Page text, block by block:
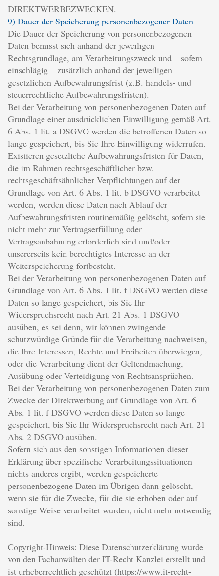
DIREKTWERBEZWECKEN.
9) Dauer der Speicherung personenbezogener Daten
Die Dauer der Speicherung von personenbezogenen
Daten bemisst sich anhand der jeweiligen
Rechtsgrundlage, am Verarbeitungszweck und – sofern
einschlägig – zusätzlich anhand der jeweiligen
gesetzlichen Aufbewahrungsfrist (z.B. handels- und
steuerrechtliche Aufbewahrungsfristen).
Bei der Verarbeitung von personenbezogenen Daten auf
Grundlage einer ausdrücklichen Einwilligung gemäß Art.
6 Abs. 1 lit. a DSGVO werden die betroffenen Daten so
lange gespeichert, bis Sie Ihre Einwilligung widerrufen.
Existieren gesetzliche Aufbewahrungsfristen für Daten,
die im Rahmen rechtsgeschäftlicher bzw.
rechtsgeschäftsähnlicher Verpflichtungen auf der
Grundlage von Art. 6 Abs. 1 lit. b DSGVO verarbeitet
werden, werden diese Daten nach Ablauf der
Aufbewahrungsfristen routinemäßig gelöscht, sofern sie
nicht mehr zur Vertragserfüllung oder
Vertragsanbahnung erforderlich sind und/oder
unsererseits kein berechtigtes Interesse an der
Weiterspeicherung fortbesteht.
Bei der Verarbeitung von personenbezogenen Daten auf
Grundlage von Art. 6 Abs. 1 lit. f DSGVO werden diese
Daten so lange gespeichert, bis Sie Ihr
Widerspruchsrecht nach Art. 21 Abs. 1 DSGVO
ausüben, es sei denn, wir können zwingende
schutzwürdige Gründe für die Verarbeitung nachweisen,
die Ihre Interessen, Rechte und Freiheiten überwiegen,
oder die Verarbeitung dient der Geltendmachung,
Ausübung oder Verteidigung von Rechtsansprüchen.
Bei der Verarbeitung von personenbezogenen Daten zum
Zwecke der Direktwerbung auf Grundlage von Art. 6
Abs. 1 lit. f DSGVO werden diese Daten so lange
gespeichert, bis Sie Ihr Widerspruchsrecht nach Art. 21
Abs. 2 DSGVO ausüben.
Sofern sich aus den sonstigen Informationen dieser
Erklärung über spezifische Verarbeitungssituationen
nichts anderes ergibt, werden gespeicherte
personenbezogene Daten im Übrigen dann gelöscht,
wenn sie für die Zwecke, für die sie erhoben oder auf
sonstige Weise verarbeitet wurden, nicht mehr notwendig
sind.
Copyright-Hinweis: Diese Datenschutzerklärung wurde
von den Fachanwälten der IT-Recht Kanzlei erstellt und
ist urheberrechtlich geschützt (https://www.it-recht-